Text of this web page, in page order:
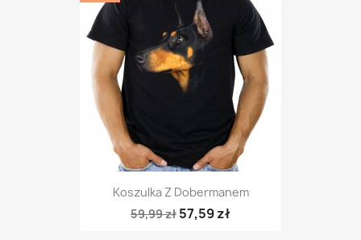
Koszulka Z Dobermanem
59,99 zł 57,59 zł